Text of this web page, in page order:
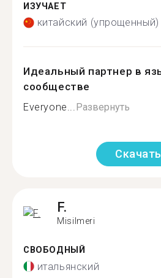
ИЗУЧАЕТ
китайский (упрощенный)
Идеальный партнер в
сообществе
Everyone...Развернуть
F.
Misilmeri
СВОБОДНЫЙ
итальянский